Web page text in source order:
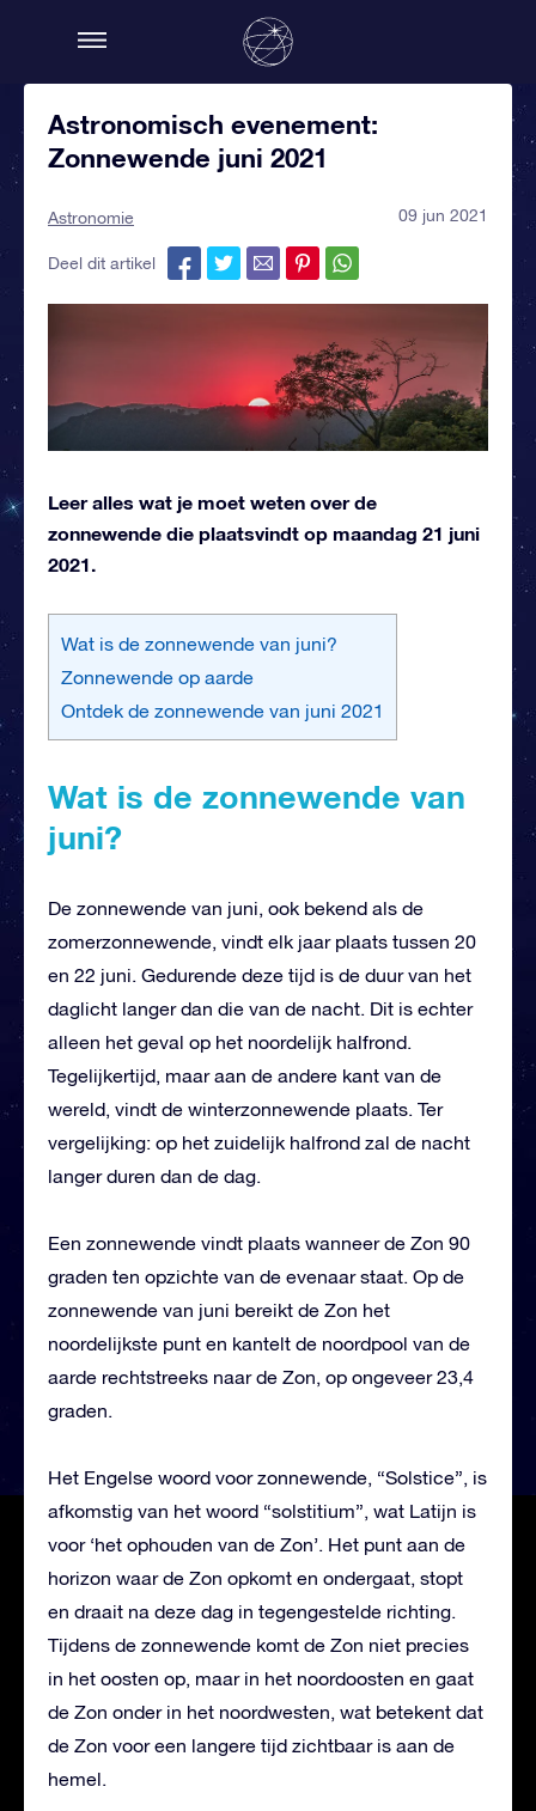
Astronomisch evenement:
Zonnewende juni 2021
Astronomie 09 jun 2021
Deel dit artikel
Leer alles wat je moet weten over de
zonnewende die plaatsvindt op maandag 21 juni
2021.
Wat is de zonnewende van juni?
Zonnewende op aarde
Ontdek de zonnewende van juni 2021
Wat is de zonnewende van
juni?
De zonnewende van juni, ook bekend als de
zomerzonnewende, vindt elk jaar plaats tussen 20
en 22 juni. Gedurende deze tijd is de duur van het
daglicht langer dan die van de nacht. Dit is echter
alleen het geval op het noordelijk halfrond.
Tegelijkertijd, maar aan de andere kant van de
wereld, vindt de winterzonnewende plaats. Ter
vergelijking: op het zuidelijk halfrond zal de nacht
langer duren dan de dag.
Een zonnewende vindt plaats wanneer de Zon 90
graden ten opzichte van de evenaar staat. Op de
zonnewende van juni bereikt de Zon het
noordelijkste punt en kantelt de noordpool van de
aarde rechtstreeks naar de Zon, op ongeveer 23,4
graden.
Het Engelse woord voor zonnewende, “Solstice”, is
afkomstig van het woord “solstitium”, wat Latijn is
voor ‘het ophouden van de Zon’. Het punt aan de
horizon waar de Zon opkomt en ondergaat, stopt
en draait na deze dag in tegengestelde richting.
Tijdens de zonnewende komt de Zon niet precies
in het oosten op, maar in het noordoosten en gaat
de Zon onder in het noordwesten, wat betekent dat
de Zon voor een langere tijd zichtbaar is aan de
hemel.